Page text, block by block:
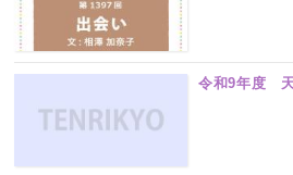
令和9年度